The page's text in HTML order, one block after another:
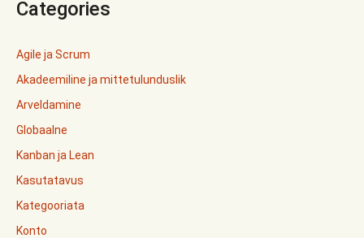
Categories
Agile ja Scrum
Akadeemiline ja mittetulunduslik
Arveldamine
Globaalne
Kanban ja Lean
Kasutatavus
Kategooriata
Konto